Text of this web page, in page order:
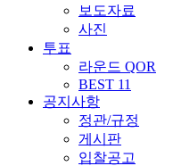
보도자료
사진
투표
라운드 QOR
BEST 11
공지사항
정관/규정
게시판
입찰공고